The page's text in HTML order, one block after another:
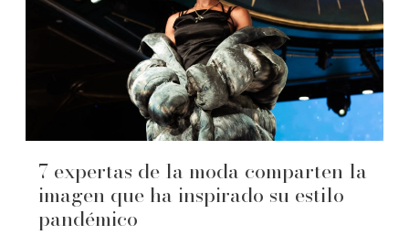
7 expertas de la moda comparten la
imagen que ha inspirado su estilo
pandémico